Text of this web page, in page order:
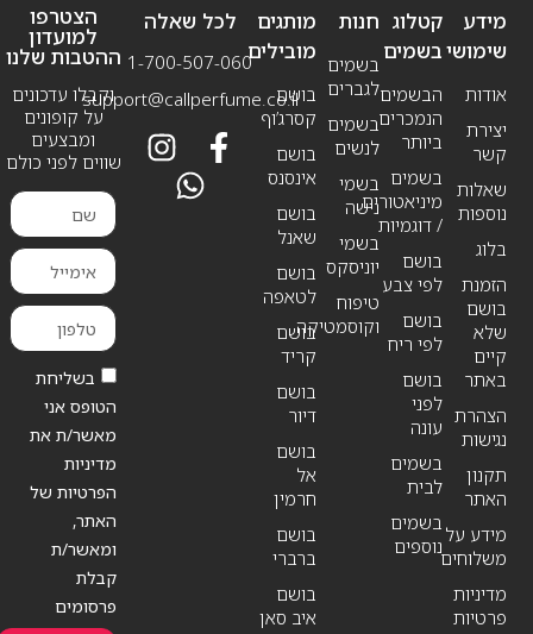
מידע
שימושי
אודות
יצירת
קשר
שאלות
נוספות
בלוג
הזמנת
בושם
שלא
קיים
באתר
הצהרת
נגישות
תקנון
האתר
מידע על
משלוחים
מדיניות
פרטיות
חנות
בשמים
לגברים
בשמים
לנשים
בשמי
נישה
בשמי
יוניסקס
טיפוח
וקוסמטיקה
קטלוג
בשמים
הבשמים
הנמכרים
ביותר
בשמים
מיניאטורים
/ דוגמיות
בושם
לפי צבע
בושם
לפי ריח
בושם
לפני
עונה
בשמים
לבית
בשמים
נוספים
מותגים
מובילים
בושם
קסרג’וף
בושם
אינסנס
בושם
שאנל
בושם
לטאפה
בושם
קריד
בושם
דיור
בושם
אל
חרמין
בושם
ברברי
בושם
איב סאן
לכל שאלה
1-700-507-060
support@callperfume.co.il
הצטרפו
למועדון
ההטבות שלנו
וקבלו עדכונים
על קופונים
ומבצעים
שווים לפני כולם
בשליחת
הטופס אני
מאשר/ת את
מדיניות
הפרטיות של
האתר,
ומאשר/ת
קבלת
פרסומים